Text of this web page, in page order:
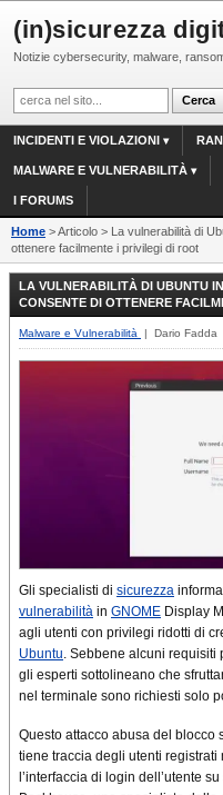
(in)sicurezza
Notizie cybersecurity, malware,
INCIDENTI E VIOLAZIONI
MALWARE E VULNERABILITÀ
I FORUMS
Home > Articolo > La vulnerabilità di
ottenere facilmente i privilegi di root
LA VULNERABILITÀ DI UBUNTU
CONSENTE DI OTTENERE
Malware e Vulnerabilità | Dario Fadda
Gli specialisti di sicurezza
vulnerabilità in GNOME Display
agli utenti con privilegi ridotti di
Ubuntu. Sebbene alcuni requisiti
gli esperti sottolineano che
nel terminale sono richiesti solo
Questo attacco abusa del blocco
tiene traccia degli utenti
l’interfaccia di login dell’utente